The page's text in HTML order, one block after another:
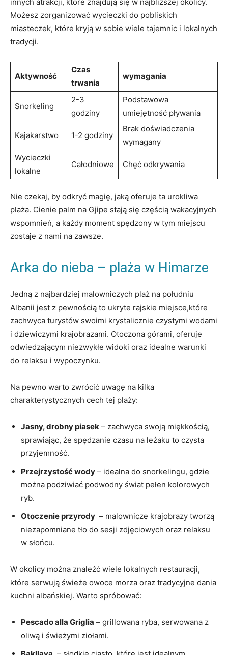
innych atrakcji,‍ które znajdują się w najbliższej⁣ okolicy.
Możesz zorganizować wycieczki do pobliskich
miasteczek, ​które kryją w sobie wiele tajemnic i ⁢lokalnych
tradycji.
Aktywność
Czas
trwania
wymagania
Snorkeling
2-3
godziny
Podstawowa
umiejętność pływania
Kajakarstwo 1-2 godziny
Brak doświadczenia
wymagany
Wycieczki
lokalne
Całodniowe Chęć odkrywania
Nie czekaj, by odkryć​ magię,⁣ jaką oferuje ta urokliwa
plaża. Cienie palm na Gjipe stają się częścią wakacyjnych
wspomnień, a każdy moment spędzony w tym miejscu
zostaje z nami na ⁣zawsze.
Arka do ⁣nieba – plaża w Himarze
Jedną z najbardziej malowniczych plaż na południu
Albanii jest z ‍pewnością to ukryte rajskie miejsce,które
‌zachwyca turystów‍ swoimi krystalicznie czystymi wodami
i dziewiczymi‍ krajobrazami. ‍Otoczona‌ górami, oferuje
‍odwiedzającym niezwykłe widoki oraz ⁢idealne‌ warunki
do relaksu i wypoczynku.
Na pewno warto ‍zwrócić uwagę na kilka
charakterystycznych cech tej ‌plaży:
Jasny, drobny piasek – zachwyca swoją miękkością,⁤
sprawiając, ‌że spędzanie czasu na leżaku to czysta
przyjemność.
Przejrzystość wody – ‍idealna do snorkelingu, ​gdzie
można ⁣podziwiać podwodny świat pełen kolorowych
ryb.
Otoczenie‌ przyrody ⁢ – malownicze krajobrazy tworzą
niezapomniane ​tło ‍do sesji zdjęciowych oraz⁢ relaksu
w ⁢słońcu.
W okolicy można znaleźć⁢ wiele lokalnych restauracji,
które ⁣serwują‌ świeże owoce ⁢morza‌ oraz‌ tradycyjne dania
kuchni albańskiej. Warto spróbować:
Pescado alla Griglia –⁤ grillowana ryba, serwowana z
oliwą i świeżymi ziołami.